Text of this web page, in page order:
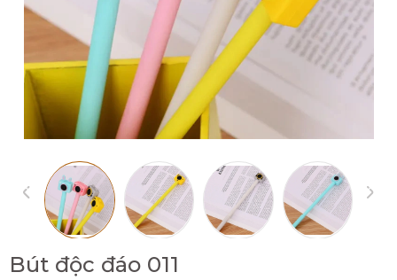
Bút độc đáo 011